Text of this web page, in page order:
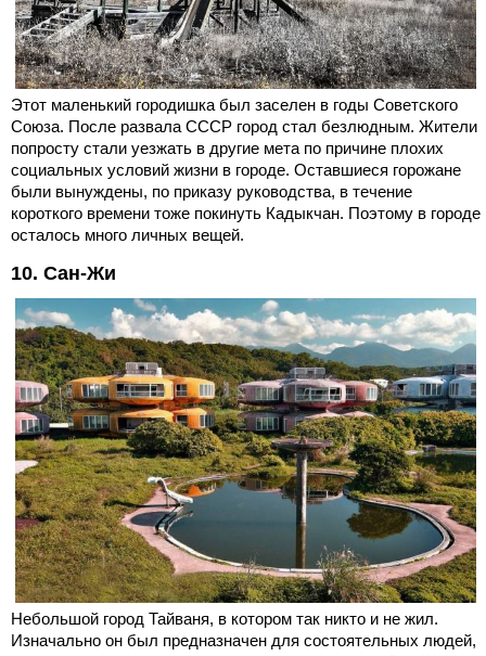
Этот маленький городишка был заселен в годы Советского
Союза. После развала СССР город стал безлюдным. Жители
попросту стали уезжать в другие мета по причине плохих
социальных условий жизни в городе. Оставшиеся горожане
были вынуждены, по приказу руководства, в течение
короткого времени тоже покинуть Кадыкчан. Поэтому в городе
осталось много личных вещей.
10. Сан-Жи
Небольшой город Тайваня, в котором так никто и не жил.
Изначально он был предназначен для состоятельных людей,